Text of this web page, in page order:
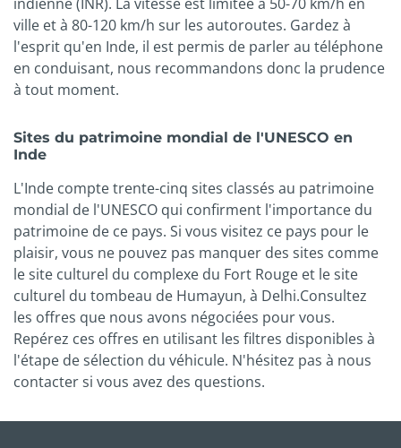
ville et à 80-120 km/h sur les autoroutes. Gardez à
l'esprit qu'en Inde, il est permis de parler au téléphone
en conduisant, nous recommandons donc la prudence
à tout moment.
Sites du patrimoine mondial de l'UNESCO en
Inde
L'Inde compte trente-cinq sites classés au patrimoine
mondial de l'UNESCO qui confirment l'importance du
patrimoine de ce pays. Si vous visitez ce pays pour le
plaisir, vous ne pouvez pas manquer des sites comme
le site culturel du complexe du Fort Rouge et le site
culturel du tombeau de Humayun, à Delhi.Consultez
les offres que nous avons négociées pour vous.
Repérez ces offres en utilisant les filtres disponibles à
l'étape de sélection du véhicule. N'hésitez pas à nous
contacter si vous avez des questions.